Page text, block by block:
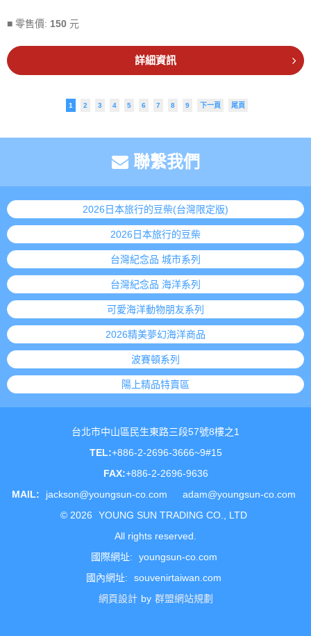
■ 零售價: 150 元
詳細資訊
1 2 3 4 5 6 7 8 9 下一頁 尾頁
聯繫我們
2026日本旅行的豆柴(台灣限定版)
2026日本旅行的豆柴
台灣紀念品 城市系列
台灣紀念品 海洋系列
可愛海洋動物朋友系列
2026精美夢幻海洋商品
波賽頓系列
陽上精品特賣區
台北市中山區民生東路三段57號8樓之1
TEL:+886-2-2696-3666~9#15
FAX:+886-2-2696-9636
MAIL:
jackson@youngsun-co.com
adam@youngsun-co.com
© 2026
YOUNG SUN TRADING CO., LTD
All rights reserved.
國際網址:
youngsun-co.com
國內網址:
souvenirtaiwan.com
網頁設計 by 群盟網站規劃